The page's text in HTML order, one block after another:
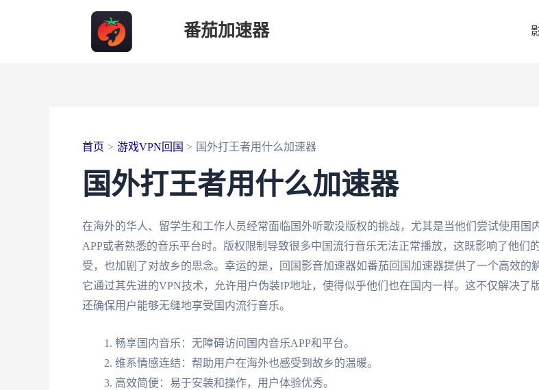
番茄加速器
首页 游戏VPN回国 国外打王者用什么加速器
国外打王者用什么加速器
在海外的华人、留学生和工作人员经常面临国外听歌没版权的挑战，尤其是当他们尝试使用国
APP或者熟悉的音乐平台时。版权限制导致很多中国流行音乐无法正常播放，这既影响了他们
受，也加剧了对故乡的思念。幸运的是，回国影音加速器如番茄回国加速器提供了一个高效的
它通过其先进的VPN技术，允许用户伪装IP地址，使得似乎他们也在国内一样。这不仅解决了
还确保用户能够无缝地享受国内流行音乐。
畅享国内音乐：无障碍访问国内音乐APP和平台。
维系情感连结：帮助用户在海外也感受到故乡的温暖。
高效简便：易于安装和操作，用户体验优秀。